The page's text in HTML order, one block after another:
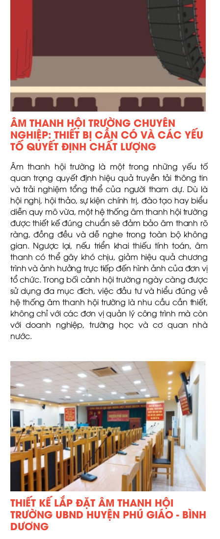
ÂM THANH HỘI TRƯỜNG CHUYÊN
NGHIỆP: THIẾT BỊ CẦN CÓ VÀ CÁC YẾU
TỐ QUYẾT ĐỊNH CHẤT LƯỢNG
Âm thanh hội trường là một trong những yếu tố
quan trọng quyết định hiệu quả truyền tải thông tin
và trải nghiệm tổng thể của người tham dự. Dù là
hội nghị, hội thảo, sự kiện chính trị, đào tạo hay biểu
diễn quy mô vừa, một hệ thống âm thanh hội trường
được thiết kế đúng chuẩn sẽ đảm bảo âm thanh rõ
ràng, đồng đều và dễ nghe trong toàn bộ không
gian. Ngược lại, nếu triển khai thiếu tính toán, âm
thanh có thể gây khó chịu, giảm hiệu quả chương
trình và ảnh hưởng trực tiếp đến hình ảnh của đơn vị
tổ chức. Trong bối cảnh hội trường ngày càng được
sử dụng đa mục đích, việc đầu tư và hiểu đúng về
hệ thống âm thanh hội trường là nhu cầu cần thiết,
không chỉ với các đơn vị quản lý công trình mà còn
với doanh nghiệp, trường học và cơ quan nhà
nước.
THIẾT KẾ LẮP ĐẶT ÂM THANH HỘI
TRƯỜNG UBND HUYỆN PHÚ GIÁO - BÌNH
DƯƠNG